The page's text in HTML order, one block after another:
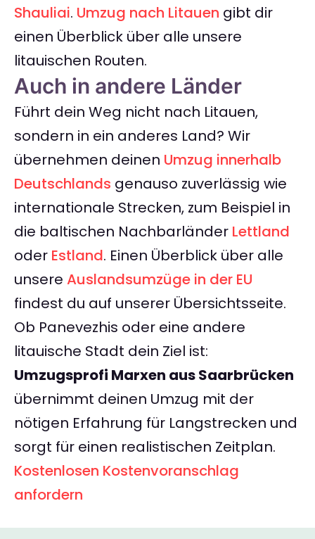
Shauliai. Umzug nach Litauen gibt dir
einen Überblick über alle unsere
litauischen Routen.
Auch in andere Länder
Führt dein Weg nicht nach Litauen,
sondern in ein anderes Land? Wir
übernehmen deinen Umzug innerhalb
Deutschlands genauso zuverlässig wie
internationale Strecken, zum Beispiel in
die baltischen Nachbarländer Lettland
oder Estland. Einen Überblick über alle
unsere Auslandsumzüge in der EU
findest du auf unserer Übersichtsseite.
Ob Panevezhis oder eine andere
litauische Stadt dein Ziel ist:
Umzugsprofi Marxen aus Saarbrücken
übernimmt deinen Umzug mit der
nötigen Erfahrung für Langstrecken und
sorgt für einen realistischen Zeitplan.
Kostenlosen Kostenvoranschlag
anfordern